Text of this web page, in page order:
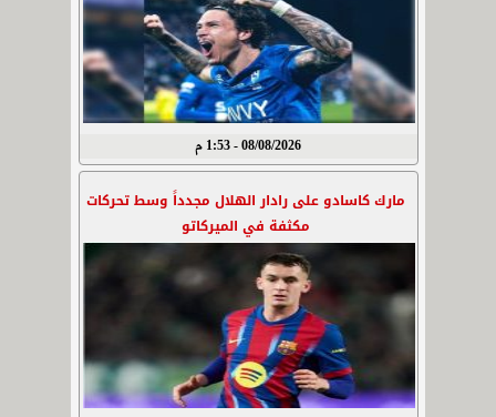
08/08/2026 - 1:53 م
مارك كاسادو على رادار الهلال مجدداً وسط تحركات
مكثفة في الميركاتو